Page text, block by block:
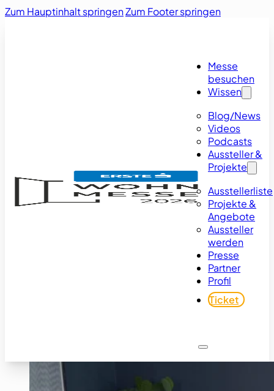
Zum Hauptinhalt springenZum Footer springen
Messe
besuchen
Wissen
Blog/News
Videos
Podcasts
Aussteller &
Projekte
Ausstellerliste
Projekte &
Angebote
Aussteller
werden
Presse
Partner
Profil
Ticket